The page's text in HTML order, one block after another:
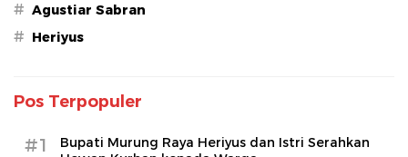
# Agustiar Sabran
# Heriyus
Pos Terpopuler
#1
Bupati Murung Raya Heriyus dan Istri Serahkan